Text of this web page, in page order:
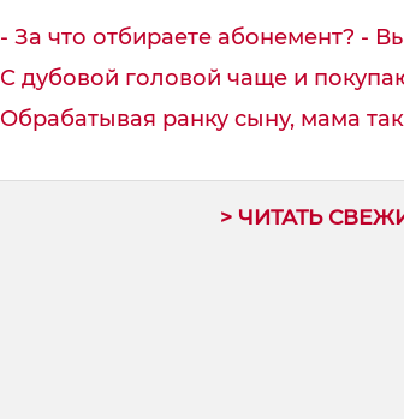
- За что отбираете абонемент? -
С дубовой головой чаще и
Обрабатывая ранку сыну, мама
> ЧИТАТЬ